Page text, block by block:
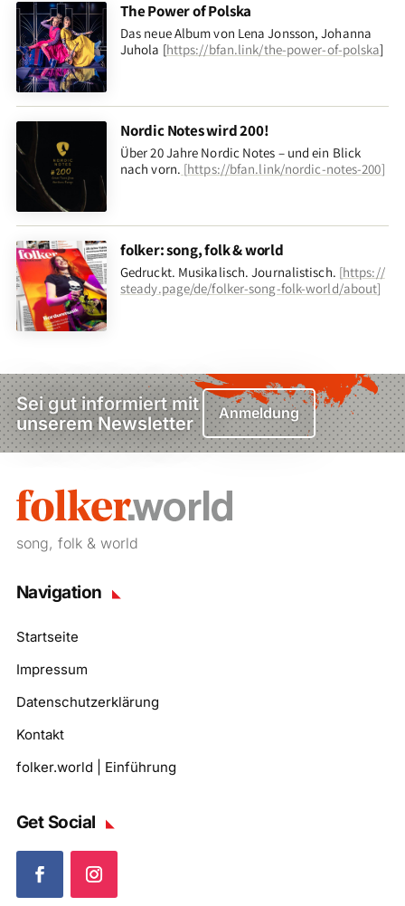
The Power of Polska
Das neue Album von Lena Jonsson, Johanna
Juhola [https://bfan.link/the-power-of-polska]
Nordic Notes wird 200!
Über 20 Jahre Nordic Notes – und ein Blick
nach vorn. [https://bfan.link/nordic-notes-200]
folker: song, folk & world
Gedruckt. Musikalisch. Journalistisch. [https://
steady.page/de/folker-song-folk-world/about]
Sei gut informiert mit
unserem Newsletter
Anmeldung
song, folk & world
Navigation
Startseite
Impressum
Datenschutzerklärung
Kontakt
folker.world | Einführung
Get Social